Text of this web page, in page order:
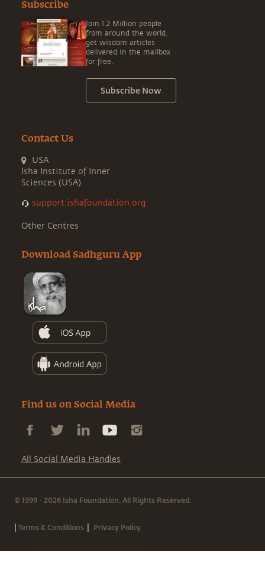
Subscribe
Join 1.2 Million people
from around the world,
get wisdom articles
delivered in the mailbox
for free.
Subscribe Now
Contact Us
USA
Isha Institute of Inner
Sciences (USA)
support.ishafoundation.org
Other Centres
Download Sadhguru App
Find us on Social Media
All Social Media Handles
© 1999 - 2026 Isha Foundation. All Rights Reserved.
|Terms & Conditions | Privacy Policy